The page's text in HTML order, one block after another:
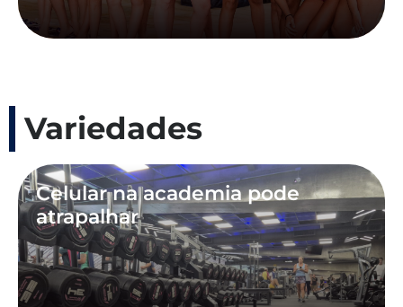
Variedades
Celular na academia pode
atrapalhar